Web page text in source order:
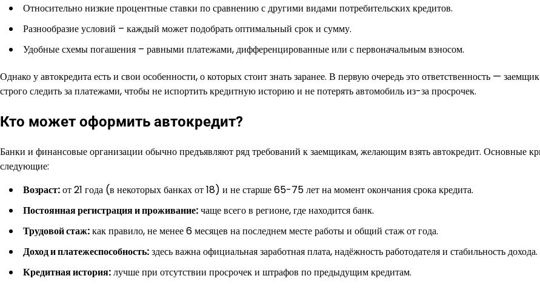
Относительно низкие процентные ставки по сравнению с другими видами потребительских кредитов.
Разнообразие условий – каждый может подобрать оптимальный срок и сумму.
Удобные схемы погашения – равными платежами, дифференцированные или с первоначальным взносом.
Однако у автокредита есть и свои особенности, о которых стоит знать заранее. В первую очередь это ответственность —
строго следить за платежами, чтобы не испортить кредитную историю и не потерять автомобиль из-за просрочек.
Кто может оформить автокредит?
Банки и финансовые организации обычно предъявляют ряд требований к заемщикам, желающим взять автокредит. Основные
следующие:
Возраст:от 21 года (в некоторых банках от 18) и не старше 65-75 лет на момент окончания срока кредита.
Постоянная регистрация и проживание:чаще всего в регионе, где находится банк.
Трудовой стаж:как правило, не менее 6 месяцев на последнем месте работы и общий стаж от года.
Доход и платежеспособность:здесь важна официальная заработная плата, надёжность работодателя и стабильность дохода.
Кредитная история:лучше при отсутствии просрочек и штрафов по предыдущим кредитам.